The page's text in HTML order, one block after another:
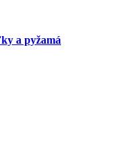
a pyžamá